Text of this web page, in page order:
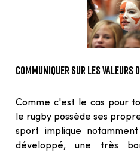
COMMUNIQUER SUR LES VALEURS
Comme c'est le cas pour
le rugby possède ses
sport implique
développé, une très